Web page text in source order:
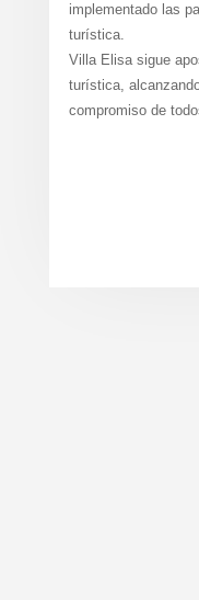
implementado las
turística.
Villa Elisa sigue
turística,
compromiso de